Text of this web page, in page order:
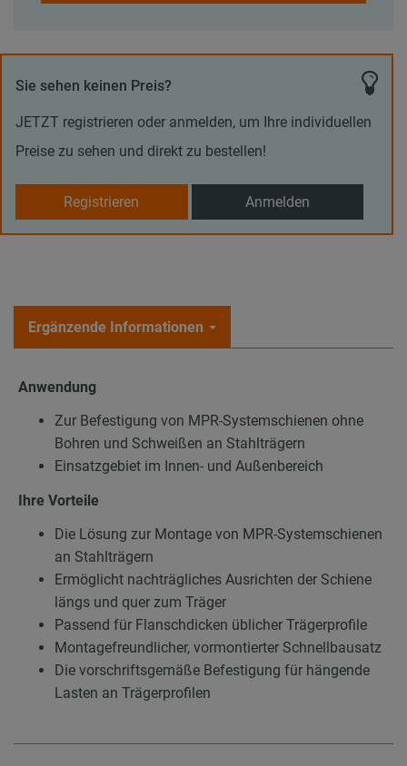
Sie sehen keinen Preis?
JETZT registrieren oder anmelden, um Ihre individuellen
Preise zu sehen und direkt zu bestellen!
Registrieren Anmelden
Ergänzende Informationen
Anwendung
Zur Befestigung von MPR-Systemschienen ohne
Bohren und Schweißen an Stahlträgern
Einsatzgebiet im Innen- und Außenbereich
Ihre Vorteile
Die Lösung zur Montage von MPR-Systemschienen
an Stahlträgern
Ermöglicht nachträgliches Ausrichten der Schiene
längs und quer zum Träger
Passend für Flanschdicken üblicher Trägerprofile
Montagefreundlicher, vormontierter Schnellbausatz
Die vorschriftsgemäße Befestigung für hängende
Lasten an Trägerprofilen